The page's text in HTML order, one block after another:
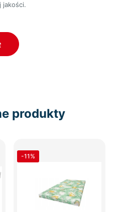
jakości.
produkty
-11%